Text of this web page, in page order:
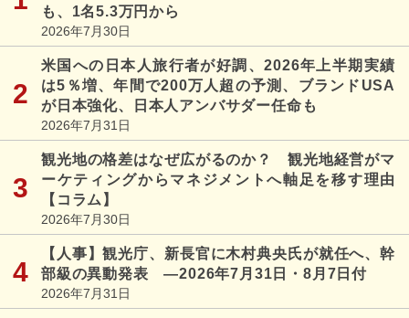
も、1名5.3万円から
2026年7月30日
米国への日本人旅行者が好調、2026年上半期実績
は5％増、年間で200万人超の予測、ブランドUSA
が日本強化、日本人アンバサダー任命も
2026年7月31日
観光地の格差はなぜ広がるのか？ 観光地経営がマ
ーケティングからマネジメントへ軸足を移す理由
【コラム】
2026年7月30日
【人事】観光庁、新長官に木村典央氏が就任へ、幹
部級の異動発表 ―2026年7月31日・8月7日付
2026年7月31日